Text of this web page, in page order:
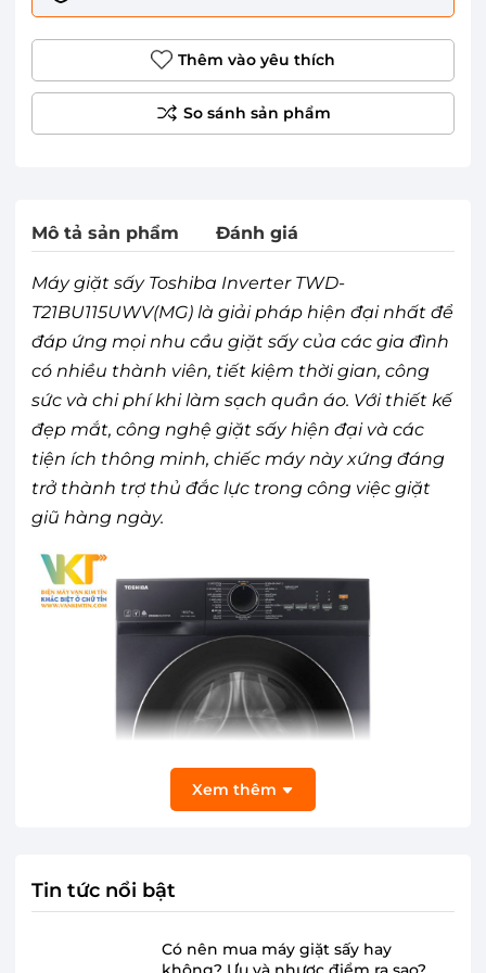
Thêm vào yêu thích
Mô tả sản phẩm Đánh giá
Máy giặt sấy Toshiba Inverter TWD-
T21BU115UWV(MG) là giải pháp hiện đại nhất để
đáp ứng mọi nhu cầu giặt sấy của các gia đình
có nhiều thành viên, tiết kiệm thời gian, công
sức và chi phí khi làm sạch quần áo. Với thiết kế
đẹp mắt, công nghệ giặt sấy hiện đại và các
tiện ích thông minh, chiếc máy này xứng đáng
trở thành trợ thủ đắc lực trong công việc giặt
giũ hàng ngày.
Xem thêm
Tin tức nổi bật
Có nên mua máy giặt sấy hay